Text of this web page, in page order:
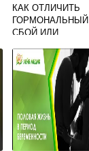
КАК ОТЛИЧИТЬ
ГОРМОНАЛЬНЫЙ
СБОЙ ИЛИ